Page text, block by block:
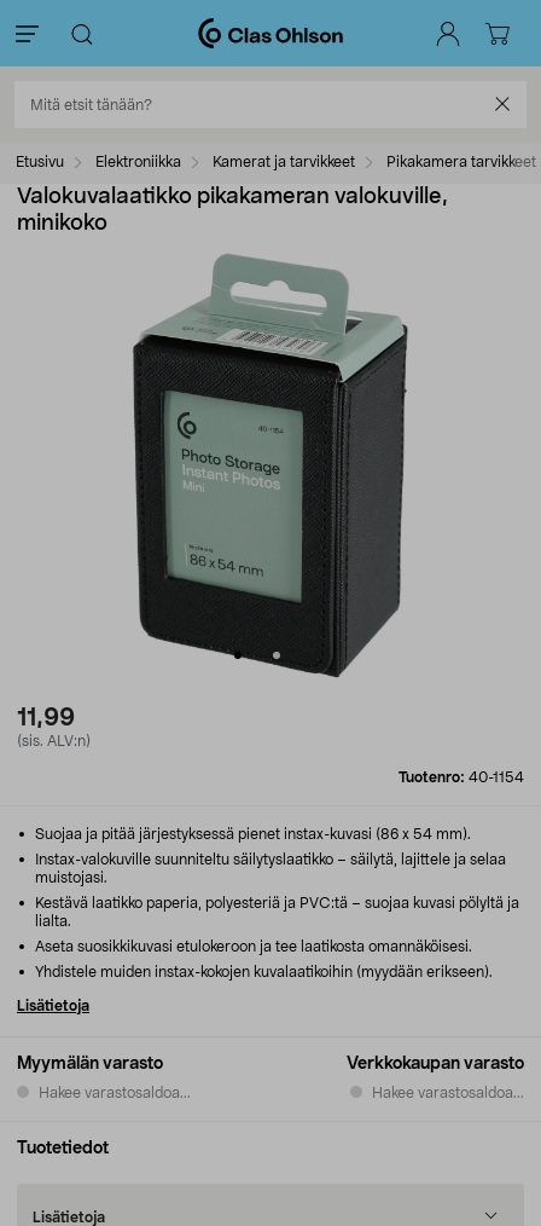
Etusivu Elektroniikka Kamerat ja tarvikkeet Pikakamera tarvikkeet
Valokuvalaatikko pikakameran valokuville,
minikoko
11,99
(sis. ALV:n)
Tuotenro: 40-1154
Myymälän varasto
Hakee varastosaldoa...
Verkkokaupan varasto
Hakee varastosaldoa...
Suojaa ja pitää järjestyksessä pienet instax-kuvasi (86 x 54 mm).
Instax-valokuville suunniteltu säilytyslaatikko – säilytä, lajittele ja selaa
muistojasi.
Kestävä laatikko paperia, polyesteriä ja PVC:tä – suojaa kuvasi pölyltä ja
lialta.
Aseta suosikkikuvasi etulokeroon ja tee laatikosta omannäköisesi.
Yhdistele muiden instax-kokojen kuvalaatikoihin (myydään erikseen).
Lisätietoja
Tuotetiedot
Lisätietoja